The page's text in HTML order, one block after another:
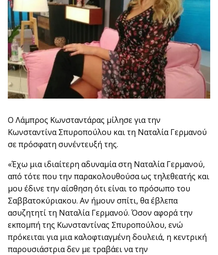
Ο Λάμπρος Κωνσταντάρας μίλησε για την
Κωνσταντίνα Σπυροπούλου και τη Ναταλία Γερμανού
σε πρόσφατη συνέντευξή της.
«Έχω μια ιδιαίτερη αδυναμία στη Ναταλία Γερμανού,
από τότε που την παρακολουθούσα ως τηλεθεατής και
μου έδινε την αίσθηση ότι είναι το πρόσωπο του
Σαββατοκύριακου. Αν ήμουν σπίτι, θα έβλεπα
ασυζητητί τη Ναταλία Γερμανού. Όσον αφορά την
εκπομπή της Κωνσταντίνας Σπυροπούλου, ενώ
πρόκειται για μια καλοφτιαγμένη δουλειά, η κεντρική
παρουσιάστρια δεν με τραβάει να την